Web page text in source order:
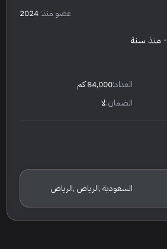
عضو منذ:2024
- منذ سنة
العداد:84,000 كم
الضمان:لا
السعودية ,الرياض ,الرياض